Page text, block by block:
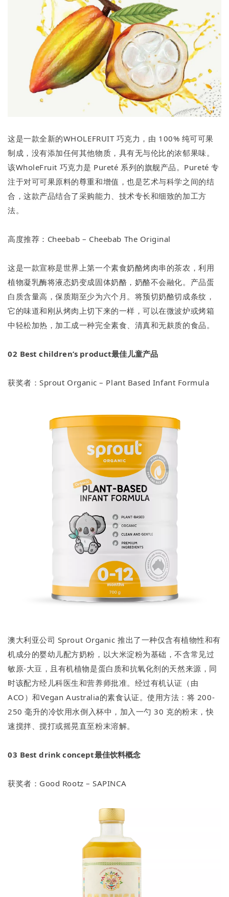
这是一款全新的WHOLEFRUIT 巧克力，由 100% 纯可可果
制成，没有添加任何其他物质，具有无与伦比的浓郁果味。
该WholeFruit 巧克力是 Pureté 系列的旗舰产品。Pureté 专
注于对可可果原料的尊重和增值，也是艺术与科学之间的结
合，这款产品结合了采购能力、技术专长和细致的加工方
法。
高度推荐：Cheebab – Cheebab The Original
这是一款宣称是世界上第一个素食奶酪烤肉串的茶农，利用
植物凝乳酶将液态奶变成固体奶酪，奶酪不会融化。产品蛋
白质含量高，保质期至少为六个月。将预切奶酪切成条纹，
它的味道和刚从烤肉上切下来的一样，可以在微波炉或烤箱
中轻松加热，加工成一种完全素食、清真和无麸质的食品。
02 Best children’s product最佳儿童产品
获奖者：Sprout Organic – Plant Based Infant Formula
澳大利亚公司 Sprout Organic 推出了一种仅含有植物性和有
机成分的婴幼儿配方奶粉，以大米淀粉为基础，不含常见过
敏原-大豆，且有机植物是蛋白质和抗氧化剂的天然来源，同
时该配方经儿科医生和营养师批准。经过有机认证（由
ACO）和Vegan Australia的素食认证。使用方法：将 200-
250 毫升的冷饮用水倒入杯中，加入一勺 30 克的粉末，快
速搅拌、搅打或摇晃直至粉末溶解。
03 Best drink concept最佳饮料概念
获奖者：Good Rootz – SAPINCA